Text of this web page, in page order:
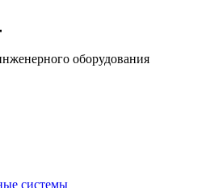
оборудования
системы